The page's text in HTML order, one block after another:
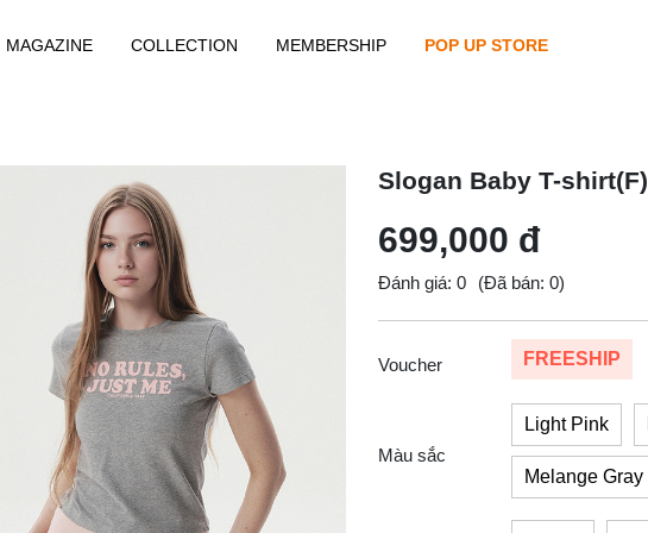
MAGAZINE COLLECTION MEMBERSHIP POP UP STORE
Slogan Baby T-shirt(F)
699,000 đ
Đánh giá: 0 (Đã bán: 0)
Voucher FREESHIP
Màu sắc
Light Pink
Melange Gray